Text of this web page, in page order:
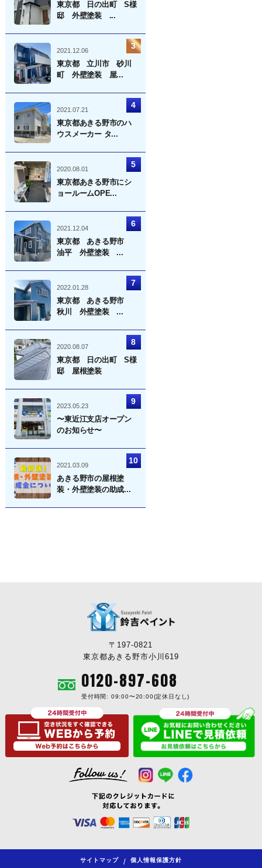
東京都 日の出町 S様
邸 外壁塗装 ...
2021.12.06
東京都 立川市 砂川
町 外壁塗装 屋...
2021.07.21
東京都あきる野市のハ
ウスメーカー タ...
2020.08.01
東京都あきる野市にシ
ョールームOPE...
2021.12.04
東京都 あきる野市
油平 外壁塗装 ...
2022.01.28
東京都 あきる野市
秋川 外壁塗装 ...
2020.08.07
東京都 日の出町 S様
邸 屋根塗装
2023.05.23
〜東近江支店オープン
のお知らせ〜
2021.03.09
あきる野市の屋根塗
装・外壁塗装の助成...
〒197-0821
東京都あきる野市小川619
0120-897-608
受付時間: 09:00〜20:00(定休日なし)
サイトマップ / 個人情報保護方針